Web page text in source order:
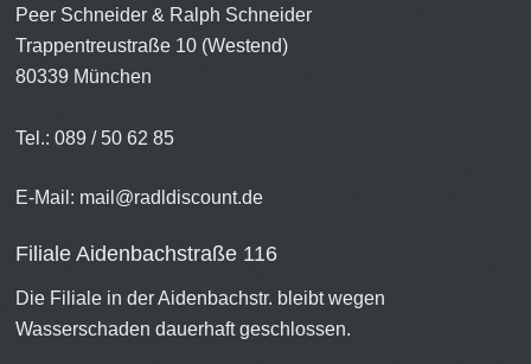
Peer Schneider & Ralph Schneider
Trappentreustraße 10 (Westend)
80339 München
Tel.: 089 / 50 62 85
E-Mail: mail@radldiscount.de
Filiale Aidenbachstraße 116
Die Filiale in der Aidenbachstr. bleibt wegen
Wasserschaden dauerhaft geschlossen.